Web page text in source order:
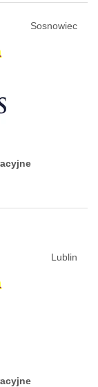
Sosnowiec
Lublin